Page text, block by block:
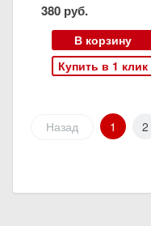
380 руб.
В корзину
Купить в 1 клик
Назад 1 2